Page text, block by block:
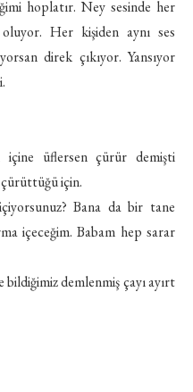
hoplatır. Ney sesinde her
Her kişiden aynı ses
direk çıkıyor. Yansıyor
üflersen çürür demişti
için.
Bana da bir tane
içeceğim. Babam hep sarar
demlenmiş çayı ayırt